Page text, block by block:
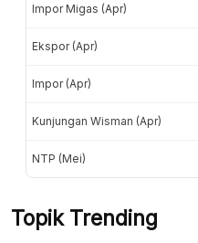
Impor Migas (Apr)
Ekspor (Apr)
Impor (Apr)
Kunjungan Wisman (Apr)
NTP (Mei)
Topik Trending